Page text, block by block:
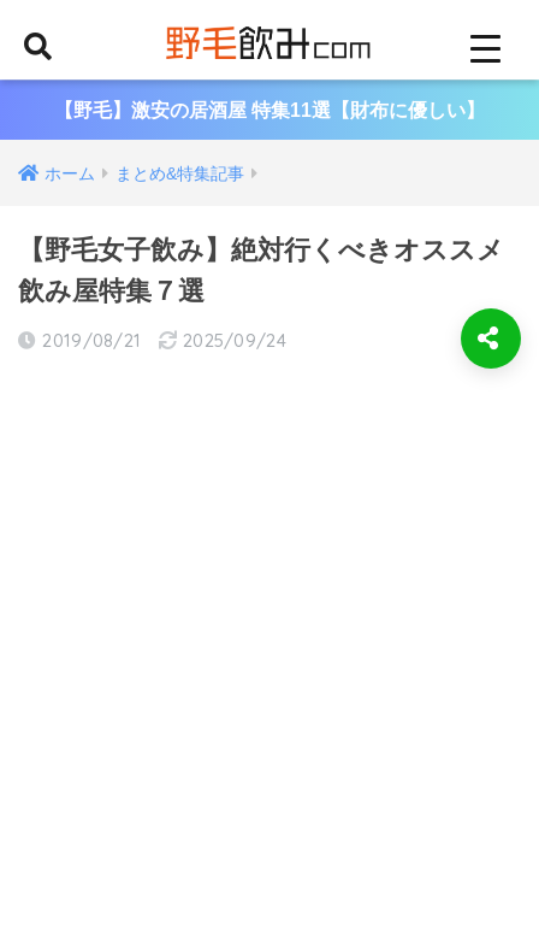
【野毛】激安の居酒屋 特集11選【財布に優しい】
ホーム まとめ&特集記事
【野毛女子飲み】絶対行くべきオススメ
飲み屋特集７選
2019/08/21 2025/09/24